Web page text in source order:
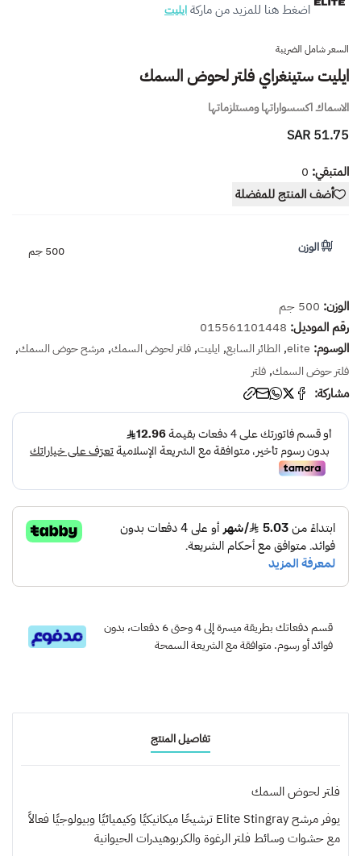
اضغط هنا للمزيد من ماركةايليت
السعر شامل الضريبة
ايليت ستينغراي فلتر لحوض السمك
الاسماك اكسسواراتها ومستلزماتها
51.75 SAR
المتبقي: 0
أضف المنتج للمفضلة
الوزن 500 جم
الوزن: 500 جم
رقم الموديل: 015561101448
الوسوم: elite
, الطائر السابع, ايليت, فلتر لحوض السمك, مرشح حوض السمك,
فلتر حوض السمك, فلتر
مشاركة:
قسم دفعاتك بطريقة ميسرة إلى 4 وحتى 6 دفعات، بدون
فوائد أو رسوم. متوافقة مع الشريعة السمحة
تفاصيل المنتج
فلتر لحوض السمك
يوفر مرشح Elite Stingray ترشيحًا ميكانيكيًا وكيميائيًا وبيولوجيًا فعالاً
مع حشوات وسائط فلتر الرغوة والكربوهيدرات الحيوانية